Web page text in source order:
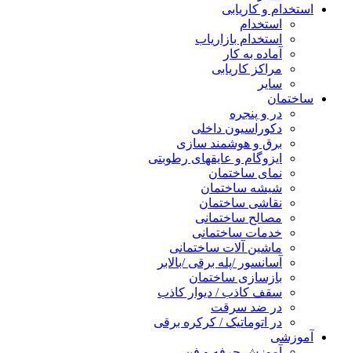
استخدام و کاریابی
استخدام
استخدام بازاریاب
آماده به کار
مراکز کاریابی
سایر
ساختمان
در و پنجره
دکوراسیون داخلی
برق و هوشمند سازی
ایزوگام و عایقهای رطوبتی
نمای ساختمان
شیشه ساختمان
نقاشی ساختمان
مصالح ساختمانی
خدمات ساختمانی
ماشین آلات ساختمانی
آسانسور /پله برقی /بالابر
بازسازی ساختمان
سقف کاذب / دیوار کاذب
در ضد سرقت
در اتوماتیک / کرکره برقی
آموزشی